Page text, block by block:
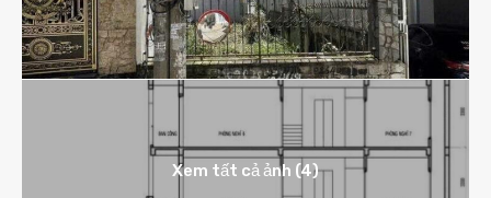
Xem tất cả ảnh (4)